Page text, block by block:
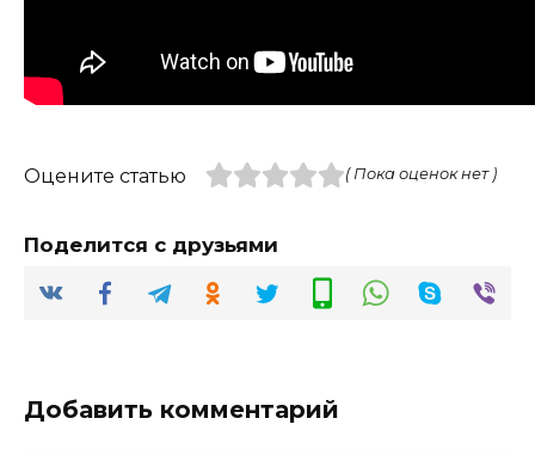
Оцените статью ( Пока оценок нет )
Поделится с друзьями
Добавить комментарий